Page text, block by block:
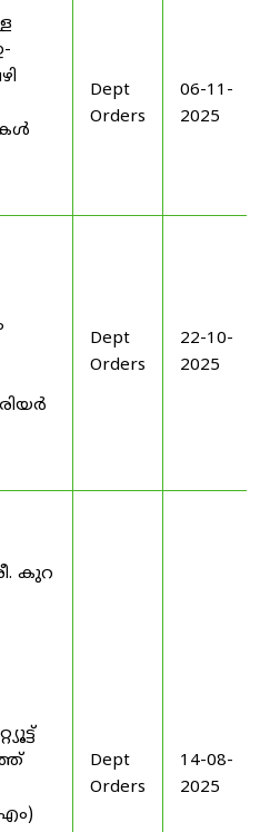
Dept
Orders
06-11-
2025
Dept
Orders
22-10-
2025
കുറ
Dept
Orders
14-08-
2025